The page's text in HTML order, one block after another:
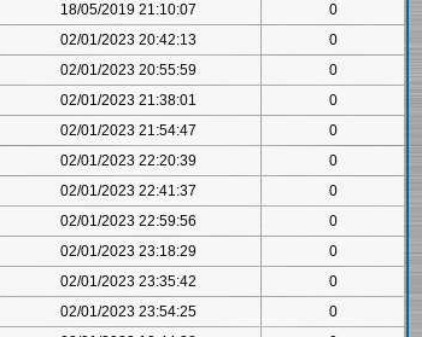
18/05/2019 21:10:07
0
02/01/2023 20:42:13
0
02/01/2023 20:55:59
0
02/01/2023 21:38:01
0
02/01/2023 21:54:47
0
02/01/2023 22:20:39
0
02/01/2023 22:41:37
0
02/01/2023 22:59:56
0
02/01/2023 23:18:29
0
02/01/2023 23:35:42
0
02/01/2023 23:54:25
0